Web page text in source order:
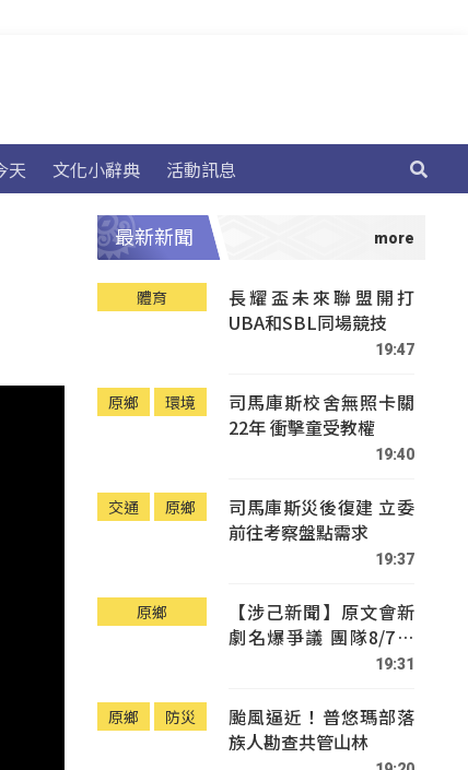
天 文化小辭典 活動訊息
最新新聞
體育
長耀盃未來聯盟開打
UBA和SBL同場競技
19:47
原鄉 環境
司馬庫斯校舍無照卡關
22年 衝擊童受教權
19:40
交通 原鄉
司馬庫斯災後復建 立委
前往考察盤點需求
19:37
原鄉
【涉己新聞】原文會新
劇名爆爭議 團隊8/7赴
19:31
原鄉 防災
颱風逼近！普悠瑪部落
族人勘查共管山林